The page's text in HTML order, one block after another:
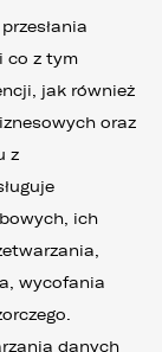
co z tym
jak również
oraz
z
ich
wycofania
danych